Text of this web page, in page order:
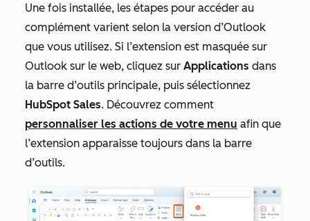
Une fois installée, les étapes pour accéder au
complément varient selon la version d’Outlook
que vous utilisez. Si l’extension est masquée sur
Outlook sur le web, cliquez sur Applications dans
la barre d’outils principale, puis sélectionnez
HubSpot Sales. Découvrez comment
personnaliser les actions de votre menu afin que
l’extension apparaisse toujours dans la barre
d’outils.